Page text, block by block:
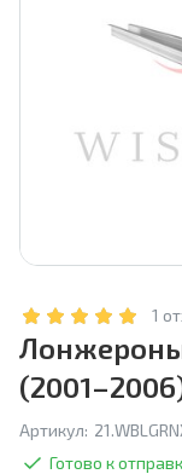
1
Лонжероны
Артикул:
Готово к